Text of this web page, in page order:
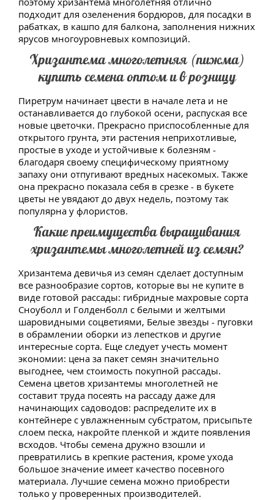
подходит для озеленения бордюров, для посадки в
рабатках, в кашпо для балкона, заполнения нижних
ярусов многоуровневых композиций.
Хризантема многолетняя (пижма)
купить семена оптом и в розницу
Пиретрум начинает цвести в начале лета и не
останавливается до глубокой осени, распуская все
новые цветочки. Прекрасно приспособленные для
открытого грунта, эти растения неприхотливые,
простые в уходе и устойчивые к болезням -
благодаря своему специфическому приятному
запаху они отпугивают вредных насекомых. Также
она прекрасно показала себя в срезке - в букете
цветы не увядают до двух недель, поэтому так
популярна у флористов.
Какие преимущества выращивания
хризантемы многолетней из семян?
Хризантема девичья из семян сделает доступным
все разнообразие сортов, которые вы не купите в
виде готовой рассады: гибридные махровые сорта
Сноуболл и Голденболл с белыми и желтыми
шаровидными соцветиями, Белые звезды - пуговки
в обрамлении оборки из лепестков и другие
интересные сорта. Еще следует учесть момент
экономии: цена за пакет семян значительно
выгоднее, чем стоимость покупной рассады.
Семена цветов хризантемы многолетней не
составит труда посеять на рассаду даже для
начинающих садоводов: распределите их в
контейнере с увлажненным субстратом, присыпьте
слоем песка, накройте пленкой и ждите появления
всходов. Чтобы семена дружно взошли и
превратились в крепкие растения, кроме ухода
большое значение имеет качество посевного
материала. Лучшие семена можно приобрести
только у проверенных производителей.